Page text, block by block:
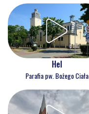
Hel
Parafia pw. Bożego Ciała